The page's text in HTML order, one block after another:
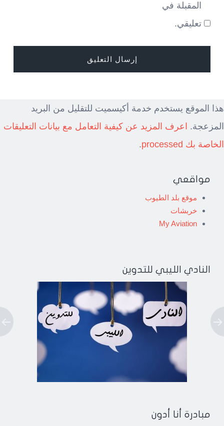
المقبلة في
تعليقي.
هذا الموقع يستخدم خدمة أكيسميت للتقليل من البريد
المزعجة.
اعرف المزيد عن كيفية التعامل مع بيانات التعليقات
الخاصة بك processed
.
مواقعي
موقع بلد الطيوب
خربشات
My Aviation
النادي الليبي للتدوين
مبادرة أنا أدون